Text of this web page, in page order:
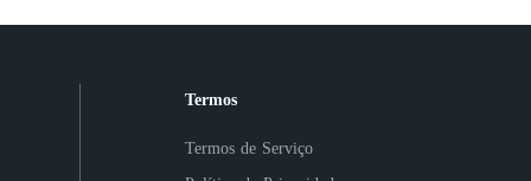
Termos
Termos de Serviço